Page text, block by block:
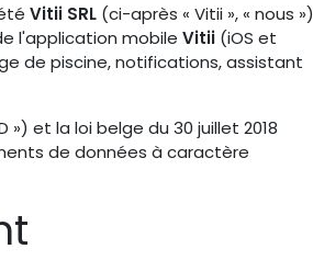
Vitii SRL (ci-après « Vitii », « nous »)
l'application mobile Vitii (iOS et
de piscine, notifications, assistant
») et la loi belge du 30 juillet 2018
de données à caractère